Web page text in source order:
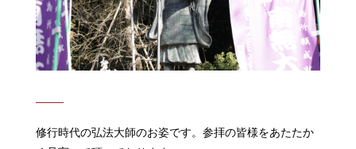
修行時代の弘法大師のお姿です。参拝の皆様をあたたか